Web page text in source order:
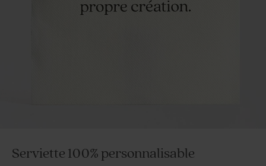
Serviette 100% personnalisable